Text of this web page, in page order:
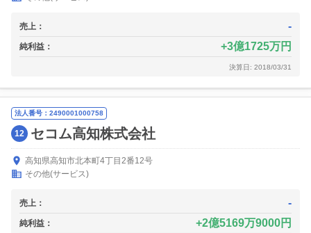
売上： -
純利益： 3億1725万円
決算日: 2018/03/31
法人番号：2490001000758
12 セコム高知株式会社
高知県高知市北本町4丁目2番12号
その他(サービス)
売上： -
純利益： 2億5169万9000円